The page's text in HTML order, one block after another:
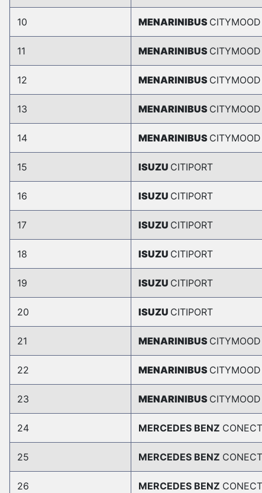
10 MENARINIBUS
11 MENARINIBUS
12 MENARINIBUS
13 MENARINIBUS
14 MENARINIBUS
15 ISUZU CITIPORT
16 ISUZU CITIPORT
17 ISUZU CITIPORT
18 ISUZU CITIPORT
19 ISUZU CITIPORT
20 ISUZU CITIPORT
21 MENARINIBUS
22 MENARINIBUS
23 MENARINIBUS
24 MERCEDES BENZ
25 MERCEDES BENZ
26 MERCEDES BENZ